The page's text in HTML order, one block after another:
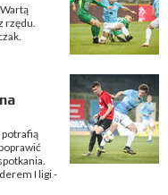
rzędu.
potrafią
I ligi -